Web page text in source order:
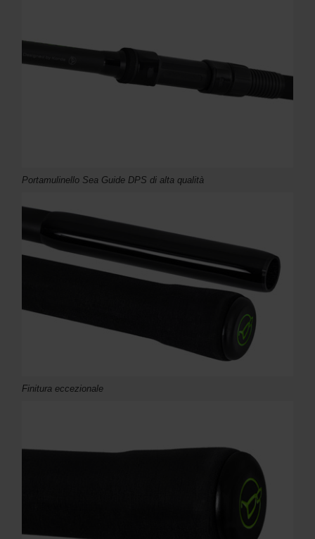
Portamulinello Sea Guide DPS di alta qualità
Finitura eccezionale